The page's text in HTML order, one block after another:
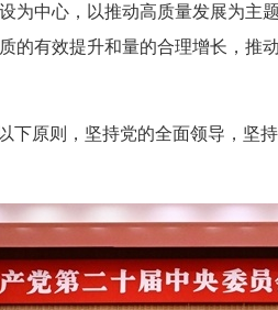
为中心，以推动高质量发展为
的有效提升和量的合理增长，
下原则，坚持党的全面领导，